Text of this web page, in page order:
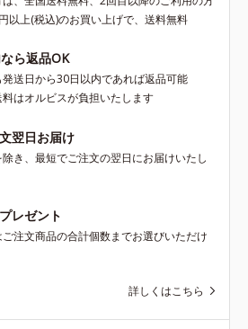
以上(税込)のお買い上げで、送料無料
ら返品OK
送日から30日以内であれば返品可能
はオルビスが負担いたします
翌日お届け
き、最短でご注文の翌日にお届けいたし
レゼント
注文商品の合計個数までお選びいただけ
詳しくはこちら